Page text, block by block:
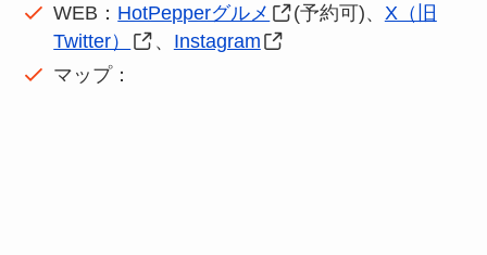
WEB： HotPepperグルメ (予約可)、 X（旧
Twitter）
、 Instagram
マップ：